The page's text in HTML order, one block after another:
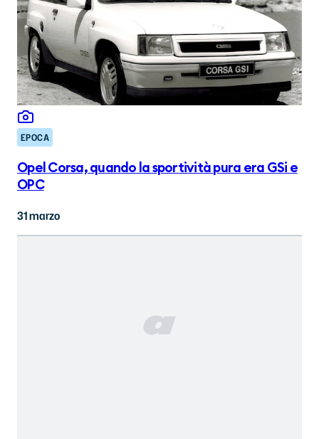
EPOCA
Opel Corsa, quando la sportività pura era GSi e
OPC
31 marzo